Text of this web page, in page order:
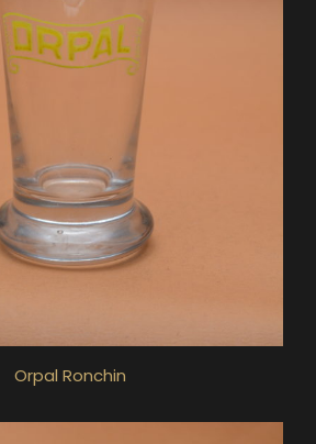
Orpal Ronchin